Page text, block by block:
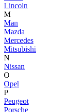
Lincoln
M
Man
Mazda
Mercedes
Mitsubishi
N
Nissan
O
Opel
P
Peugeot
Porsche